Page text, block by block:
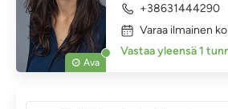
Ava
+38631444290
Varaa ilmainen
Vastaa yleensä 1